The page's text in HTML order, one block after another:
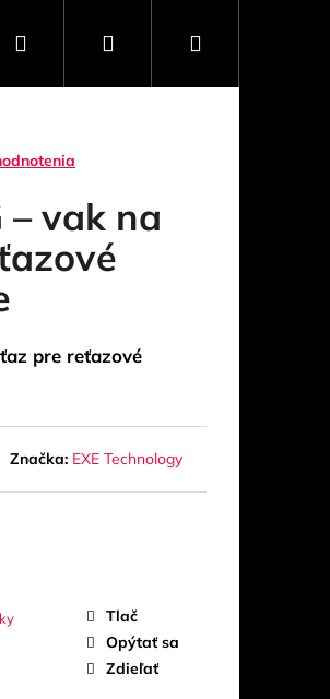
Software Obaly, Kufre, Racky
Hľadať PrihlásenieNákupný
– vak na
pre reťazové
Značka: EXE Technology
Tlač
Opýtať sa
Zdieľať
Nasledujúce